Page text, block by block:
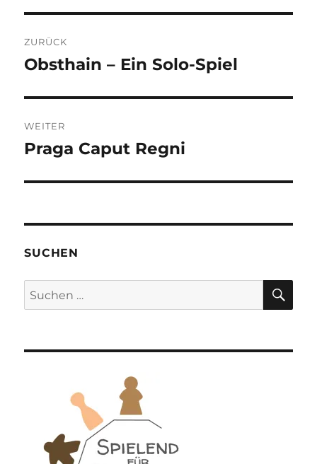
ZURÜCK
Vorheriger
Obsthain – Ein Solo-Spiel
WEITER
Nächster
Praga Caput Regni
SUCHEN
Suchen
nach: